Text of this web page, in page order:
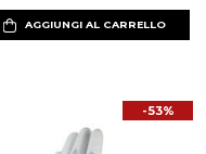
AGGIUNGI AL CARRELLO
-53%